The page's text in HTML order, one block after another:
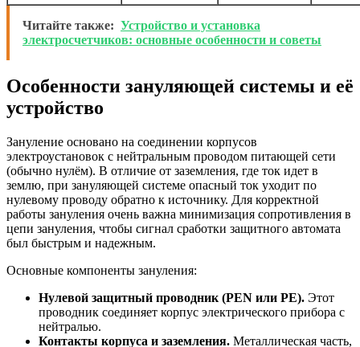
Читайте также: Устройство и установка
электросчетчиков: основные особенности и советы
Особенности зануляющей системы и её
устройство
Зануление основано на соединении корпусов
электроустановок с нейтральным проводом питающей сети
(обычно нулём). В отличие от заземления, где ток идет в
землю, при зануляющей системе опасный ток уходит по
нулевому проводу обратно к источнику. Для корректной
работы зануления очень важна минимизация сопротивления в
цепи зануления, чтобы сигнал сработки защитного автомата
был быстрым и надежным.
Основные компоненты зануления:
Нулевой защитный проводник (PEN или PE). Этот
проводник соединяет корпус электрического прибора с
нейтралью.
Контакты корпуса и заземления. Металлическая часть,